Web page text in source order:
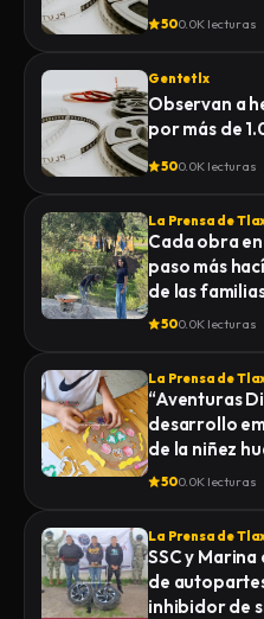
500.0K lecturas
Gentetlx
Observan a
por más de
500.0K lecturas
La Prensa de
Cada obra
paso más
de las
500.0K lecturas
La Prensa de
“Aventuras
desarrollo
de la niñez
500.0K lecturas
La Prensa de
SSC y
de
inhibidor de